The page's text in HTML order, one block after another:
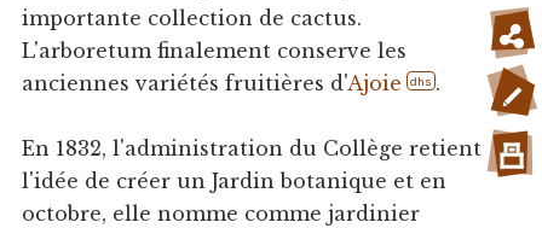
importante collection de cactus.
L'arboretum finalement conserve les
anciennes variétés fruitières d'Ajoie dhs .
En 1832, l'administration du Collège retient
l'idée de créer un Jardin botanique et en
octobre, elle nomme comme jardinier